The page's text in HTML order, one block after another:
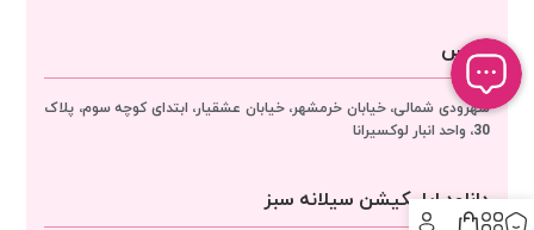
آدرس
سهرودی شمالی، خیابان خرمشهر، خیابان عشقیار، ابتدای کوچه سوم، پلاک
30، واحد انبار
لوکسیرانا
دانلود اپلیکیشن سیلانه سبز